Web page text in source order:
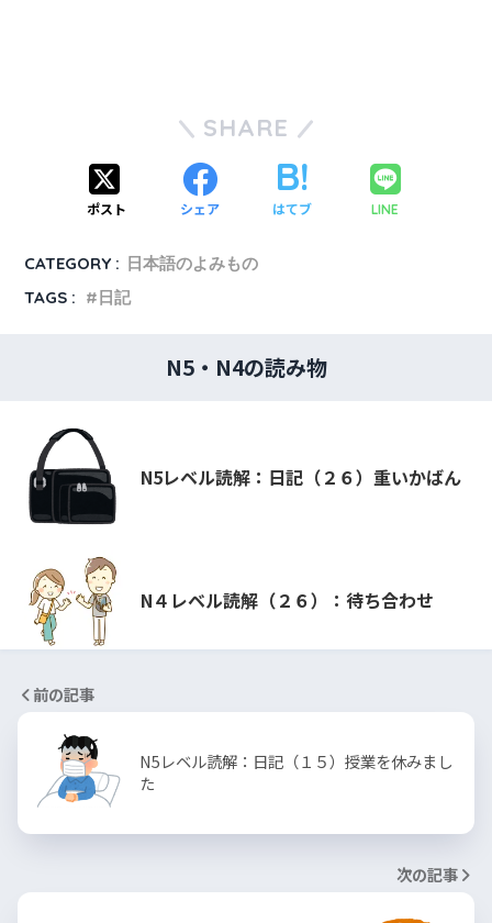
SHARE
ポスト シェア はてブ LINE
CATEGORY : 日本語のよみもの
TAGS :
日記
N5・N4の読み物
N5レベル読解：日記（２６）重いかばん
N４レベル読解（２６）：待ち合わせ
前の記事
N5レベル読解：日記（１５）授業を休みまし
た
次の記事